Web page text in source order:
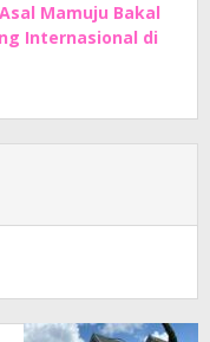
Mamuju Bakal
Internasional di